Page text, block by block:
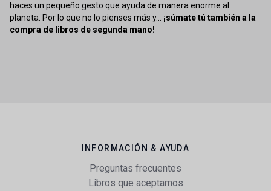
haces un pequeño gesto que ayuda de manera enorme al
planeta. Por lo que no lo pienses más y... ¡súmate tú también a la
compra de libros de segunda mano!
INFORMACIÓN & AYUDA
Preguntas frecuentes
Libros que aceptamos